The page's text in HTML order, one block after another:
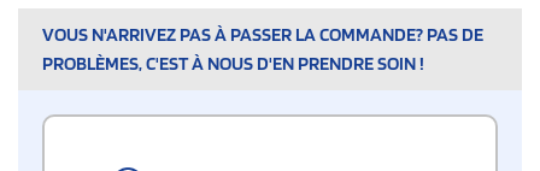
VOUS N'ARRIVEZ PAS À PASSER LA COMMANDE? PAS DE
PROBLÈMES, C'EST À NOUS D'EN PRENDRE SOIN !